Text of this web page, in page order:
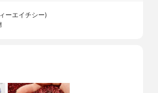
ーエイチシー)